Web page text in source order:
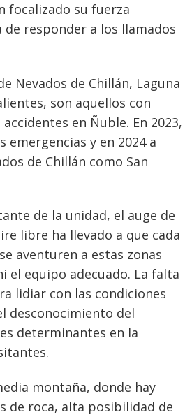
focalizado su fuerza
responder a los llamados
Nevados de Chillán, Laguna
son aquellos con
en Ñuble. En 2023,
emergencias y en 2024 a
de Chillán como San
de la unidad, el auge de
libre ha llevado a que cada
aventuren a estas zonas
el equipo adecuado. La falta
lidiar con las condiciones
desconocimiento del
determinantes en la
montaña, donde hay
de roca, alta posibilidad de